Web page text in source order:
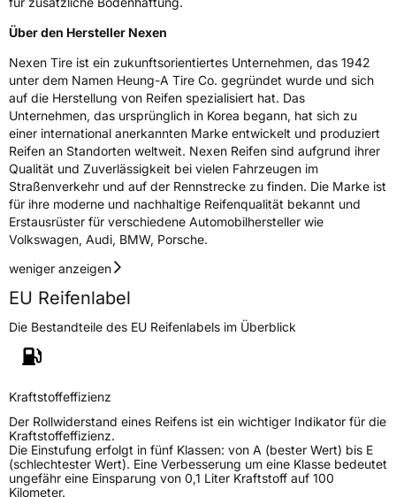
Über den Hersteller Nexen
Nexen Tire ist ein zukunftsorientiertes Unternehmen, das 1942
unter dem Namen Heung-A Tire Co. gegründet wurde und sich
auf die Herstellung von Reifen spezialisiert hat. Das
Unternehmen, das ursprünglich in Korea begann, hat sich zu
einer international anerkannten Marke entwickelt und produziert
Reifen an Standorten weltweit. Nexen Reifen sind aufgrund ihrer
Qualität und Zuverlässigkeit bei vielen Fahrzeugen im
Straßenverkehr und auf der Rennstrecke zu finden. Die Marke ist
für ihre moderne und nachhaltige Reifenqualität bekannt und
Erstausrüster für verschiedene Automobilhersteller wie
Volkswagen, Audi, BMW, Porsche.
weniger anzeigen
EU Reifenlabel
Die Bestandteile des EU Reifenlabels im Überblick
Kraftstoffeffizienz
Der Rollwiderstand eines Reifens ist ein wichtiger Indikator für die
Kraftstoffeffizienz.
Die Einstufung erfolgt in fünf Klassen: von A (bester Wert) bis E
(schlechtester Wert). Eine Verbesserung um eine Klasse bedeutet
ungefähr eine Einsparung von 0,1 Liter Kraftstoff auf 100
Kilometer.